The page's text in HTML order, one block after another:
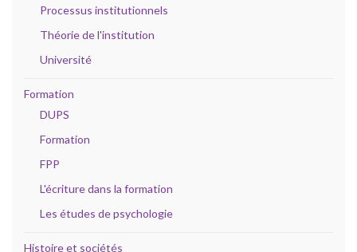
Processus institutionnels
Théorie de l'institution
Université
Formation
DUPS
Formation
FPP
L'écriture dans la formation
Les études de psychologie
Histoire et sociétés